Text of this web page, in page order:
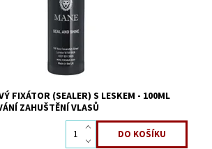
FIXÁTOR (SEALER) S LESKEM - 100ML
ZAHUŠTĚNÍ VLASŮ